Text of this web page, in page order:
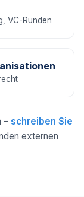
VC-Runden
– schreiben Sie
externen